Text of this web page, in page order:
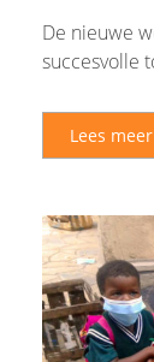
De nieuwe
succesvolle
Lees meer